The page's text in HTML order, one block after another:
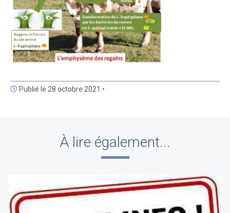
Publié le 28 octobre 2021 •
À lire également...